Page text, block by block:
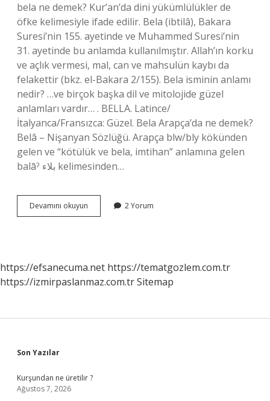
bela ne demek? Kur’an’da dini yükümlülükler de
öfke kelimesiyle ifade edilir. Bela (ibtilâ), Bakara
Suresi’nin 155. ayetinde ve Muhammed Suresi’nin
31. ayetinde bu anlamda kullanılmıştır. Allah’ın korku
ve açlık vermesi, mal, can ve mahsulün kaybı da
felakettir (bkz. el-Bakara 2/155). Bela isminin anlamı
nedir? …ve birçok başka dil ve mitolojide güzel
anlamları vardır… . BELLA. Latince/
İtalyanca/Fransızca: Güzel. Bela Arapça’da ne demek?
Belâ – Nişanyan Sözlüğü. Arapça blw/bly kökünden
gelen ve “kötülük ve bela, imtihan” anlamına gelen
balāˀ بلاء kelimesinden…
Devamını okuyun
Anlamı
2 Yorum
https://efsanecuma.net https://tematgozlem.com.tr
https://izmirpaslanmaz.com.trSitemap
Sidebar
Son Yazılar
Kurşundan ne üretilir ?
Ağustos 7, 2026